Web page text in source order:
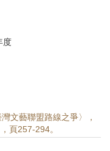
度
文藝聯盟路線之爭〉，
頁257-294。